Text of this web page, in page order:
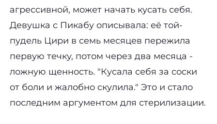
агрессивной, может начать кусать себя.
Девушка с Пикабу описывала: её той-
пудель Цири в семь месяцев пережила
первую течку, потом через два месяца -
ложную щенность. "Кусала себя за соски
от боли и жалобно скулила." Это и стало
последним аргументом для стерилизации.